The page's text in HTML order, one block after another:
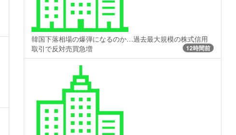
韓国下落相場の爆弾になるのか…過去最大規模の株式信用
取引で反対売買急増
12時間前